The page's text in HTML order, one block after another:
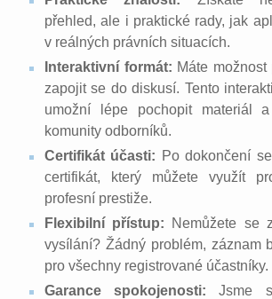
přehled, ale i praktické rady, jak
v reálných právních situacích.
Interaktivní formát: Máte
zapojit se do diskusí. Tento
umožní lépe pochopit materiál
komunity odborníků.
Certifikát účasti: Po dokončení
certifikát, který můžete využít
profesní prestiže.
Flexibilní přístup: Nemůžete se
vysílání? Žádný problém, záznam
pro všechny registrované účastníky.
Garance spokojenosti: Jsme